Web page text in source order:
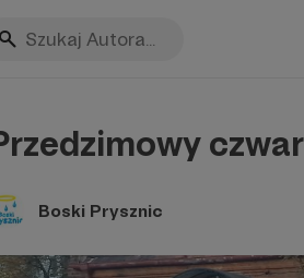
Boski Prysznic